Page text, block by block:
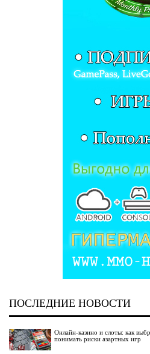
ПОСЛЕДНИЕ НОВОСТИ
Онлайн-казино и слоты: как
понимать риски азартных игр